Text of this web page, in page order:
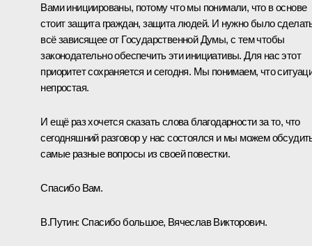
Вами инициированы, потому что мы понимали, что в основе
стоит защита граждан, защита людей. И нужно было
всё зависящее от Государственной Думы, с тем чтобы
законодательно обеспечить эти инициативы. Для нас этот
приоритет сохраняется и сегодня. Мы понимаем, что
непростая.
И ещё раз хочется сказать слова благодарности за то, что
сегодняшний разговор у нас состоялся и мы можем
самые разные вопросы из своей повестки.
Спасибо Вам.
В.Путин: Спасибо большое, Вячеслав Викторович.